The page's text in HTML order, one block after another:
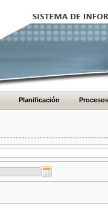
Planificación Procesos